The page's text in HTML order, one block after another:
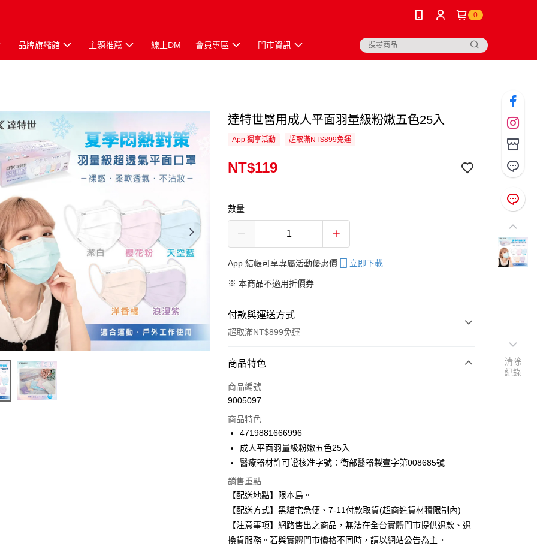
0
品牌旗艦館 主題推薦 線上DM 會員專區 門市資訊
達特世醫用成人平面羽量級粉嫩五色25入
App 獨享活動 超取滿NT$899免運
NT$119
數量
App 結帳可享專屬活動優惠價 立即下載
※ 本商品不適用折價券
付款與運送方式
超取滿NT$899免運
付款方式
信用卡一次付款
合作金庫商業銀行
華南商業銀行
彰化商業銀行
國泰世華商業銀行
臺灣中小企業銀行
匯豐（台灣）商業銀行
華泰商業銀行
聯邦商業銀行
遠東國際商業銀行
超商取貨付款
Apple Pay
街口支付
悠遊付
商品特色
商品編號
9005097
商品特色
4719881666996
成人平面羽量級粉嫩五色25入
醫療器材許可證核准字號：衛部醫器製壹字第008685號
銷售重點
【配送地點】限本島。
【配送方式】黑貓宅急便、7-11付款取貨(超商進貨材積限制內)
【注意事項】網路售出之商品，無法在全台實體門市提供退款、退
換貨服務。若與實體門市價格不同時，請以網站公告為主。
清除
紀錄